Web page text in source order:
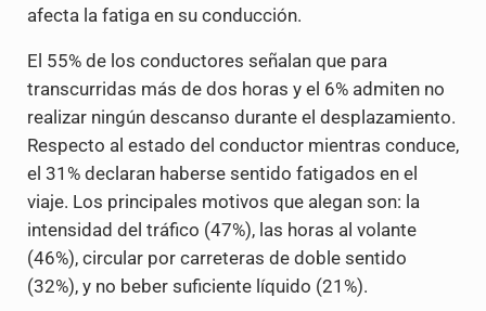
afecta la fatiga en su conducción.
El 55% de los conductores señalan que para
transcurridas más de dos horas y el 6% admiten no
realizar ningún descanso durante el desplazamiento.
Respecto al estado del conductor mientras conduce,
el 31% declaran haberse sentido fatigados en el
viaje. Los principales motivos que alegan son: la
intensidad del tráfico (47%), las horas al volante
(46%), circular por carreteras de doble sentido
(32%), y no beber suficiente líquido (21%).